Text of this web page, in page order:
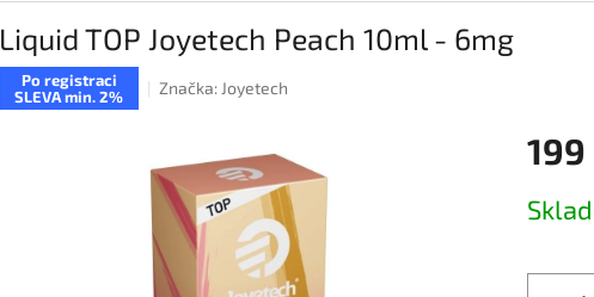
Liquid TOP Joyetech Peach 10ml - 6mg
Po registraci
SLEVA min. 2%
Značka: Joyetech
199
cena: